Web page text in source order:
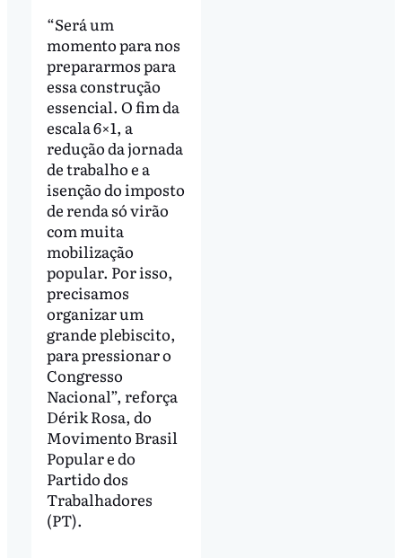
“Será um
momento para nos
prepararmos para
essa construção
essencial. O fim da
escala 6×1, a
redução da jornada
de trabalho e a
isenção do imposto
de renda só virão
com muita
mobilização
popular. Por isso,
precisamos
organizar um
grande plebiscito,
para pressionar o
Congresso
Nacional”, reforça
Dérik Rosa, do
Movimento Brasil
Popular e do
Partido dos
Trabalhadores
(PT).